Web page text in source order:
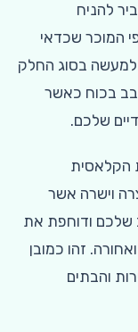
להניח
המוכר שכדאי
למעשה בסוג החלק
בכוח כאשר
שלכם.
הקלאסית
וישרה אשר
שלכם ודוחפת את
זהו כמובן
והבתים